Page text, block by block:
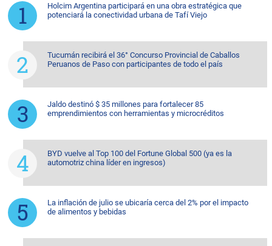
Holcim Argentina participará en una obra estratégica que
potenciará la conectividad urbana de Tafí Viejo
Tucumán recibirá el 36° Concurso Provincial de Caballos
Peruanos de Paso con participantes de todo el país
Jaldo destinó $ 35 millones para fortalecer 85
emprendimientos con herramientas y microcréditos
BYD vuelve al Top 100 del Fortune Global 500 (ya es la
automotriz china líder en ingresos)
La inflación de julio se ubicaría cerca del 2% por el impacto
de alimentos y bebidas